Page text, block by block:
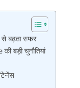
से बढ़ता सफर
बड़ी चुनौतियां